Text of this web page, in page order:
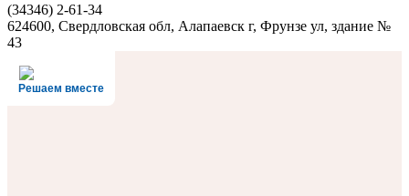
(34346) 2-61-34
624600, Свердловская обл, Алапаевск г, Фрунзе ул, здание №
43
Решаем вместе